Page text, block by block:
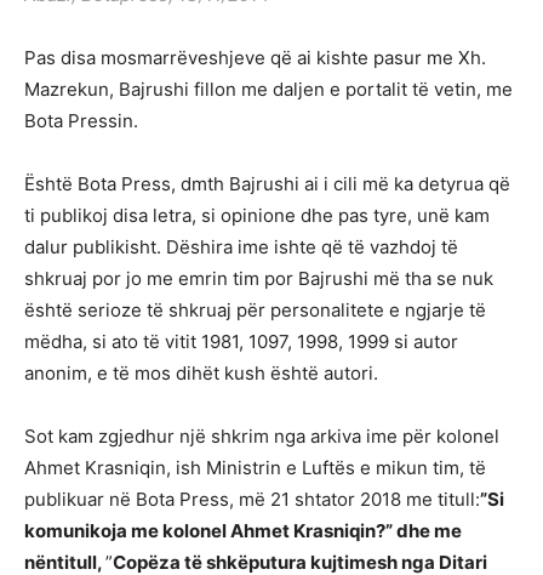
Pas disa mosmarrëveshjeve që ai kishte pasur me Xh.
Mazrekun, Bajrushi fillon me daljen e portalit të vetin, me
Bota Pressin.
Është Bota Press, dmth Bajrushi ai i cili më ka detyrua që
ti publikoj disa letra, si opinione dhe pas tyre, unë kam
dalur publikisht. Dëshira ime ishte që të vazhdoj të
shkruaj por jo me emrin tim por Bajrushi më tha se nuk
është serioze të shkruaj për personalitete e ngjarje të
mëdha, si ato të vitit 1981, 1097, 1998, 1999 si autor
anonim, e të mos dihët kush është autori.
Sot kam zgjedhur një shkrim nga arkiva ime për kolonel
Ahmet Krasniqin, ish Ministrin e Luftës e mikun tim, të
publikuar në Bota Press, më 21 shtator 2018 me titull:”Si
komunikoja me kolonel Ahmet Krasniqin?” dhe me
nëntitull,”Copëza të shkëputura kujtimesh nga Ditari